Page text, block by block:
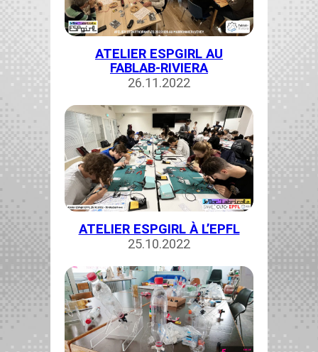
ATELIER ESPGIRL AU
FABLAB-RIVIERA
26.11.2022
ATELIER ESPGIRL À L’EPFL
25.10.2022